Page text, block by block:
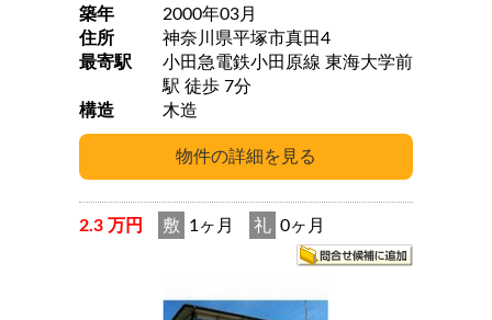
築年
2000年03月
住所
神奈川県平塚市真田4
最寄駅
小田急電鉄小田原線 東海大学前
駅 徒歩 7分
構造
木造
2.3 万円 敷 1ヶ月 礼 0ヶ月